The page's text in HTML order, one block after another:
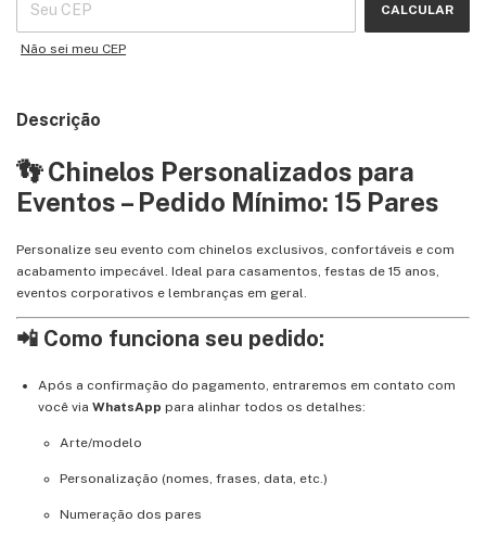
CALCULAR
Não sei meu CEP
Descrição
👣 Chinelos Personalizados para
Eventos – Pedido Mínimo: 15 Pares
Personalize seu evento com chinelos exclusivos, confortáveis e com
acabamento impecável. Ideal para casamentos, festas de 15 anos,
eventos corporativos e lembranças em geral.
📲 Como funciona seu pedido:
Após a confirmação do pagamento, entraremos em contato com
você via WhatsApp para alinhar todos os detalhes:
Arte/modelo
Personalização (nomes, frases, data, etc.)
Numeração dos pares